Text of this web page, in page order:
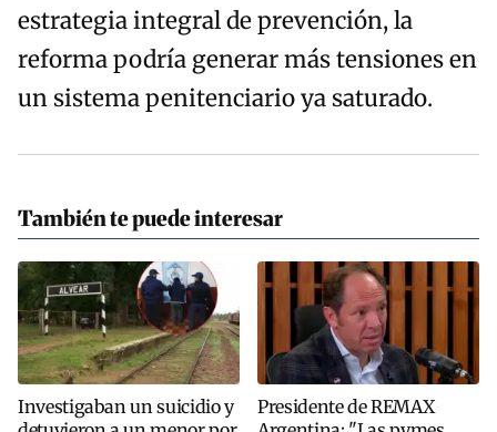
estrategia integral de prevención, la
reforma podría generar más tensiones en
un sistema penitenciario ya saturado.
También te puede interesar
Investigaban un suicidio y
Presidente de REMAX